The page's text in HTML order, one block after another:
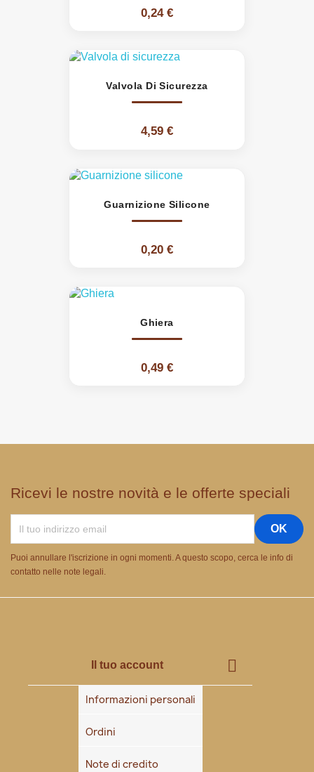
0,24 €
Valvola Di Sicurezza
4,59 €
Guarnizione Silicone
0,20 €
Ghiera
0,49 €
Ricevi le nostre novità e le offerte speciali
Puoi annullare l'iscrizione in ogni momenti. A questo scopo, cerca le info di
contatto nelle note legali.
Il tuo account 
Informazioni personali
Ordini
Note di credito